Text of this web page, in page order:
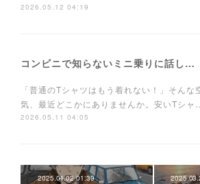
2026.05.12 04:19
コンビニで知らないミニ乗りに話しかけられるTシャツ
「普通のTシャツはもう着れない！」そんな
気、最近どこかにありませんか。安いTシャ…
2026.05.11 04:05
2025.04.02 01:39